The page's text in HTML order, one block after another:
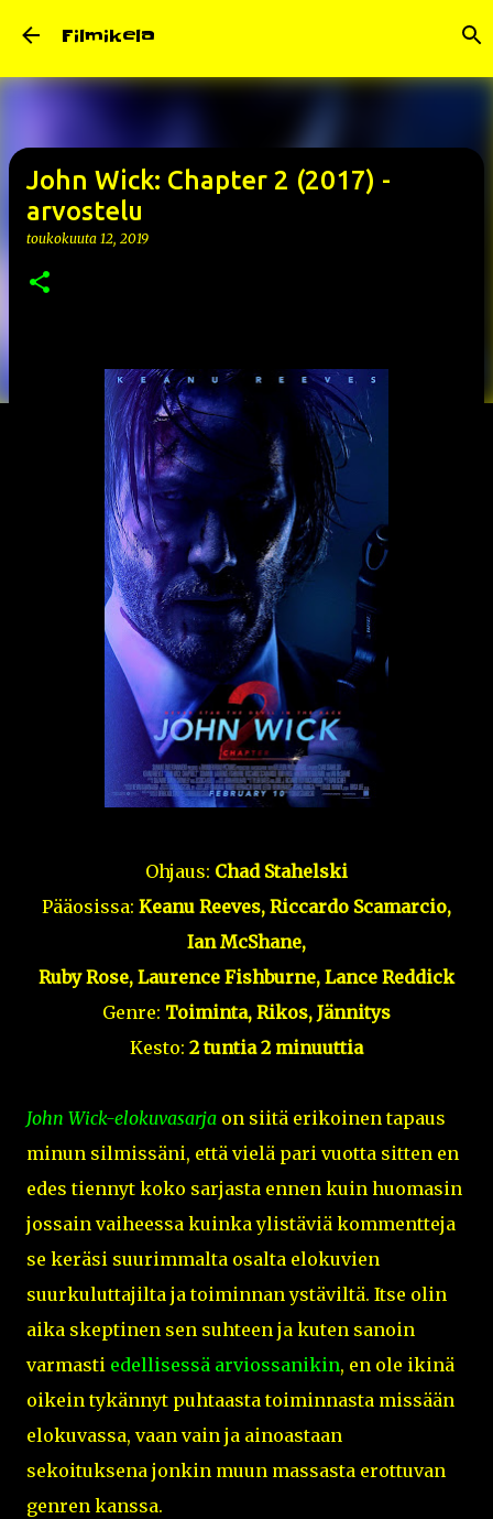
Filmikela
John Wick: Chapter 2 (2017) -
arvostelu
toukokuuta 12, 2019
Ohjaus: Chad Stahelski
Pääosissa: Keanu Reeves, Riccardo Scamarcio,
Ian McShane,
Ruby Rose, Laurence Fishburne, Lance Reddick
Genre: Toiminta, Rikos, Jännitys
Kesto: 2 tuntia 2 minuuttia
John Wick-elokuvasarja on siitä erikoinen tapaus
minun silmissäni, että vielä pari vuotta sitten en
edes tiennyt koko sarjasta ennen kuin huomasin
jossain vaiheessa kuinka ylistäviä kommentteja
se keräsi suurimmalta osalta elokuvien
suurkuluttajilta ja toiminnan ystäviltä. Itse olin
aika skeptinen sen suhteen ja kuten sanoin
varmasti edellisessä arviossanikin, en ole ikinä
oikein tykännyt puhtaasta toiminnasta missään
elokuvassa, vaan vain ja ainoastaan
sekoituksena jonkin muun massasta erottuvan
genren kanssa.